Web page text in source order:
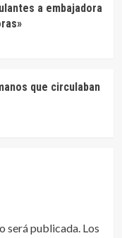
a embajadora
que circulaban
será publicada. Los